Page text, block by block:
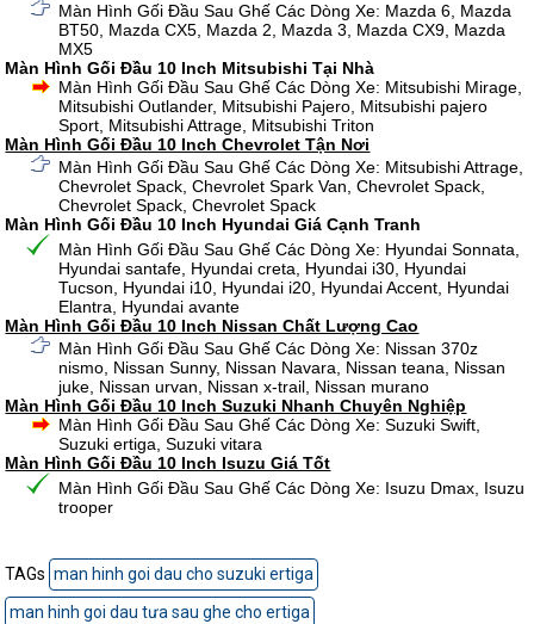
Màn Hình Gối Đầu Sau Ghế Các Dòng Xe: Mazda 6, Mazda
BT50, Mazda CX5, Mazda 2, Mazda 3, Mazda CX9, Mazda
MX5
Màn Hình Gối Đầu 10 Inch Mitsubishi Tại Nhà
Màn Hình Gối Đầu Sau Ghế Các Dòng Xe: Mitsubishi Mirage,
Mitsubishi Outlander, Mitsubishi Pajero, Mitsubishi pajero
Sport, Mitsubishi Attrage, Mitsubishi Triton
Màn Hình Gối Đầu 10 Inch Chevrolet Tận Nơi
Màn Hình Gối Đầu Sau Ghế Các Dòng Xe: Mitsubishi Attrage,
Chevrolet Spack, Chevrolet Spark Van, Chevrolet Spack,
Chevrolet Spack, Chevrolet Spack
Màn Hình Gối Đầu 10 Inch Hyundai Giá Cạnh Tranh
Màn Hình Gối Đầu Sau Ghế Các Dòng Xe: Hyundai Sonnata,
Hyundai santafe, Hyundai creta, Hyundai i30, Hyundai
Tucson, Hyundai i10, Hyundai i20, Hyundai Accent, Hyundai
Elantra, Hyundai avante
Màn Hình Gối Đầu 10 Inch Nissan Chất Lượng Cao
Màn Hình Gối Đầu Sau Ghế Các Dòng Xe: Nissan 370z
nismo, Nissan Sunny, Nissan Navara, Nissan teana, Nissan
juke, Nissan urvan, Nissan x-trail, Nissan murano
Màn Hình Gối Đầu 10 Inch Suzuki Nhanh Chuyên Nghiệp
Màn Hình Gối Đầu Sau Ghế Các Dòng Xe: Suzuki Swift,
Suzuki ertiga, Suzuki vitara
Màn Hình Gối Đầu 10 Inch Isuzu Giá Tốt
Màn Hình Gối Đầu Sau Ghế Các Dòng Xe: Isuzu Dmax, Isuzu
trooper
TAGs man hinh goi dau cho suzuki ertiga
man hinh goi dau tưa sau ghe cho ertiga